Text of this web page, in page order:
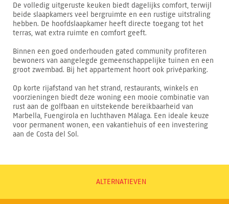
De volledig uitgeruste keuken biedt dagelijks comfort, terwijl
beide slaapkamers veel bergruimte en een rustige uitstraling
hebben. De hoofdslaapkamer heeft directe toegang tot het
terras, wat extra ruimte en comfort geeft.
Binnen een goed onderhouden gated community profiteren
bewoners van aangelegde gemeenschappelijke tuinen en een
groot zwembad. Bij het appartement hoort ook privéparking.
Op korte rijafstand van het strand, restaurants, winkels en
voorzieningen biedt deze woning een mooie combinatie van
rust aan de golfbaan en uitstekende bereikbaarheid van
Marbella, Fuengirola en luchthaven Málaga. Een ideale keuze
voor permanent wonen, een vakantiehuis of een investering
aan de Costa del Sol.
ALTERNATIEVEN